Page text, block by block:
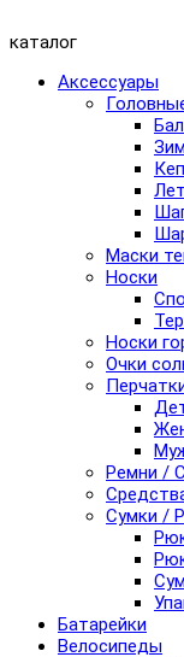
каталог
Аксессуары
Маски
Носки
Носки
Очки
Ремни /
Сумки /
Батарейки
Велосипеды